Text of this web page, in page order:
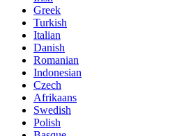
Greek
Turkish
Italian
Danish
Romanian
Indonesian
Czech
Afrikaans
Swedish
Polish